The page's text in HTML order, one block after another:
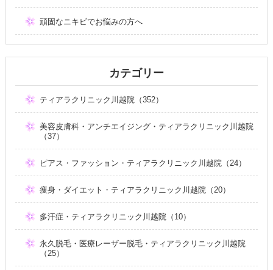
頑固なニキビでお悩みの方へ
カテゴリー
ティアラクリニック川越院（352）
美容皮膚科・アンチエイジング・ティアラクリニック川越院
（37）
ピアス・ファッション・ティアラクリニック川越院（24）
痩身・ダイエット・ティアラクリニック川越院（20）
多汗症・ティアラクリニック川越院（10）
永久脱毛・医療レーザー脱毛・ティアラクリニック川越院
（25）